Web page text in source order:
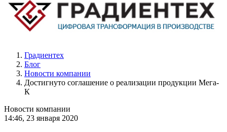
Градиентех
Блог
Новости компании
Достигнуто соглашение о реализации продукции Мега-
К
Новости компании
14:46, 23 января 2020